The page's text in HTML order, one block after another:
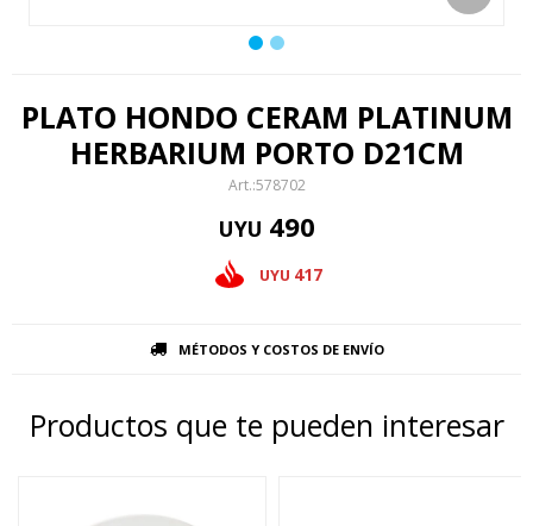
PLATO HONDO CERAM PLATINUM
HERBARIUM PORTO D21CM
578702
UYU 490
UYU 417
MÉTODOS Y COSTOS DE ENVÍO
Productos que te pueden interesar